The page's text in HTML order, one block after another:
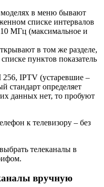
моделях в меню бывают
списке интервалов
МГц (максимальное и
в том же разделе,
пунктов показатель
IPTV (устаревшие –
определяет
данных нет, то пробуют
к телевизору – без
телеканалы в
вручную